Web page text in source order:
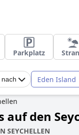
Parkplatz
Eden Island
auf den
SEYCHELLEN